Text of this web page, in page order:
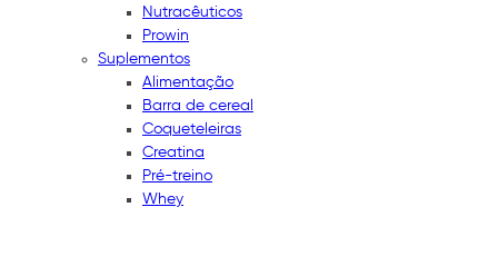
Nutracêuticos
Prowin
Suplementos
Alimentação
Barra de cereal
Coqueteleiras
Creatina
Pré-treino
Whey